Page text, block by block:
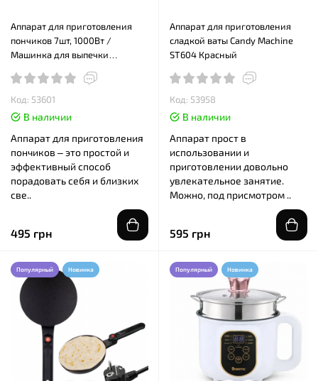
Аппарат для приготовления
пончиков 7шт, 1000Вт /
Машинка для выпечки
Код: 53601
В наличии
Аппарат для приготовления
пончиков – это простой и
эффективный способ
порадовать себя и близких
све..
495 грн
Аппарат для приготовления
сладкой ваты Candy Machine
ST604 Красный
Код: 53958
В наличии
Аппарат прост в
использовании и
приготовлении довольно
увлекательное занятие.
Можно, под присмотром ..
595 грн
Популярный Новинка Популярный Новинка